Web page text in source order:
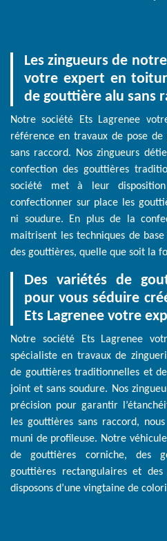
Les zingueurs de
votre expert en
de gouttière alu sans
Notre société Ets Lagrenee
référence en travaux de pose
sans raccord. Nos zingueurs
confection des gouttières
société met à leur
confectionner sur place les
ni soudure. En plus de la
maitrisent les techniques de
des gouttières, quelle que soit la
Des variétés de
pour vous séduire
Ets Lagrenee votre
Notre société Ets Lagrenee
spécialiste en travaux de
de gouttières traditionnelles et
joint et sans soudure. Nos
précision pour garantir
les gouttières sans raccord,
muni de profileuse. Notre
de gouttières corniche, des
gouttières rectangulaires et
disposons d’une vingtaine de